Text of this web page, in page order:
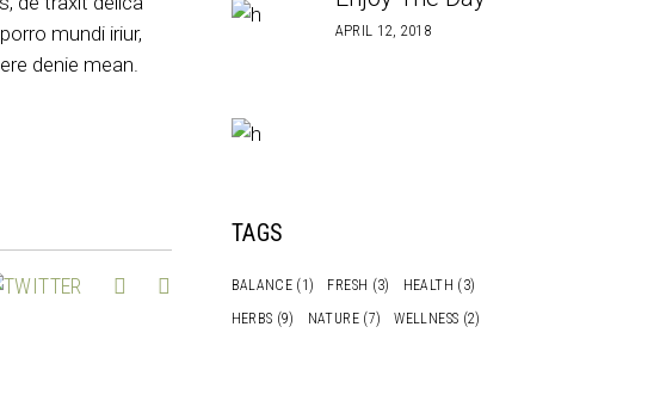
mundi iriur,
denie mean.
APRIL 12, 2018
TAGS
BALANCE (1) FRESH (3) HEALTH (3)
HERBS (9) NATURE(7) WELLNESS (2)